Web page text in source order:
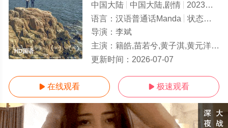
HD国语
中国大陆 中国大陆,剧情 2023
7.0
语言： 汉语普通话Manda 状态：
导演： 李斌
主演： 籍皓,苗若兮,黄子淇,黄元洋,朱珠
更新时间： 2026-07-07
 在线观看  极速观看